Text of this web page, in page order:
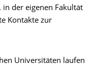
der eigenen Fakultät
Kontakte zur
Universitäten laufen